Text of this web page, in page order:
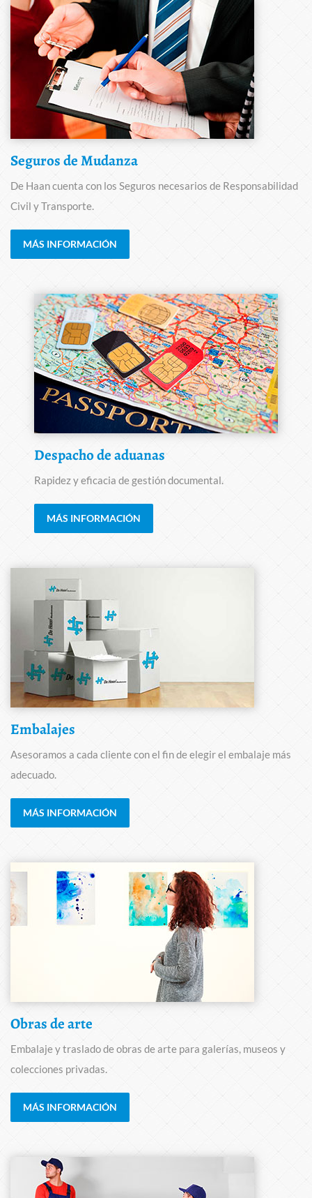
Seguros de Mudanza
De Haan cuenta con los Seguros necesarios de Responsabilidad
Civil y Transporte.
MÁS INFORMACIÓN
Despacho de aduanas
Rapidez y eficacia de gestión documental.
MÁS INFORMACIÓN
Embalajes
Asesoramos a cada cliente con el fin de elegir el embalaje más
adecuado.
MÁS INFORMACIÓN
Obras de arte
Embalaje y traslado de obras de arte para galerías, museos y
colecciones privadas.
MÁS INFORMACIÓN